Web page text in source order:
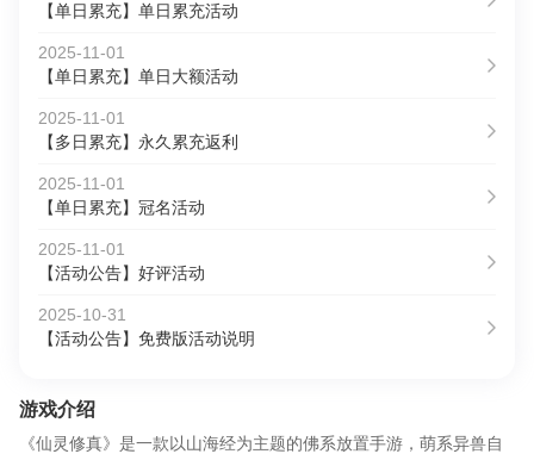
【单日累充】单日累充活动
2025-11-01
【单日累充】单日大额活动
2025-11-01
【多日累充】永久累充返利
2025-11-01
【单日累充】冠名活动
2025-11-01
【活动公告】好评活动
2025-10-31
【活动公告】免费版活动说明
游戏介绍
《仙灵修真》是一款以山海经为主题的佛系放置手游，萌系异兽自